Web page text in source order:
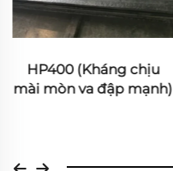
HP400 (Kháng chịu
mài mòn va đập mạnh)